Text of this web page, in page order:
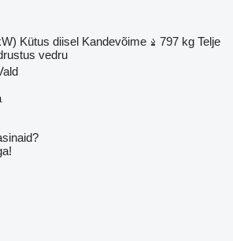
Kütus diisel Kandevõime 797 kg Telje
vedru